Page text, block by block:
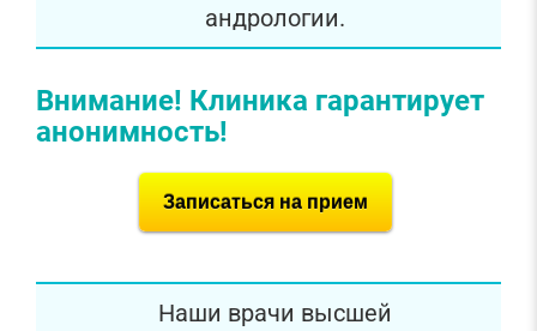
андрологии.
Внимание! Клиника гарантирует
анонимность!
Записаться на прием
Наши врачи высшей